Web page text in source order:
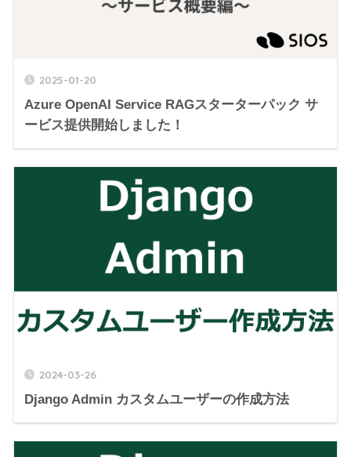
2025-01-20
Azure OpenAI Service RAGスターターパック サ
ービス提供開始しました！
2024-03-26
Django Admin カスタムユーザーの作成方法